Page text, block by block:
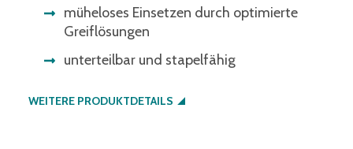
müheloses Einsetzen durch optimierte
Greiflösungen
unterteilbar und stapelfähig
WEITERE PRODUKTDETAILS